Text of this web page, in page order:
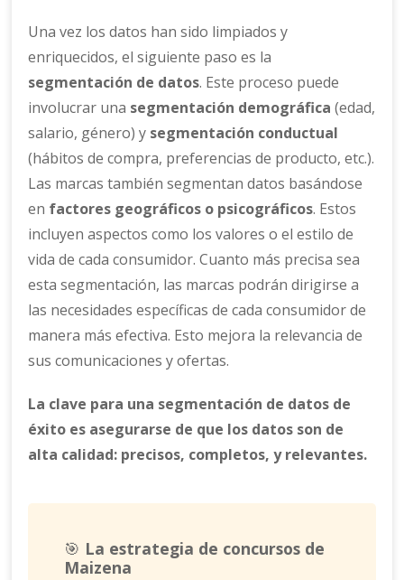
Una vez los datos han sido limpiados y
enriquecidos, el siguiente paso es la
segmentación de datos. Este proceso puede
involucrar una segmentación demográfica (edad,
salario, género) y segmentación conductual
(hábitos de compra, preferencias de producto, etc.).
Las marcas también segmentan datos basándose
en factores geográficos o psicográficos. Estos
incluyen aspectos como los valores o el estilo de
vida de cada consumidor. Cuanto más precisa sea
esta segmentación, las marcas podrán dirigirse a
las necesidades específicas de cada consumidor de
manera más efectiva. Esto mejora la relevancia de
sus comunicaciones y ofertas.
La clave para una segmentación de datos de
éxito es asegurarse de que los datos son de
alta calidad: precisos, completos, y relevantes.
🎯 La estrategia de concursos de
Maizena